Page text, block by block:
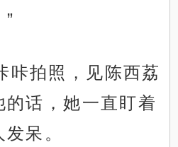
咔拍照，见陈西荔
话，她一直盯着
呆。